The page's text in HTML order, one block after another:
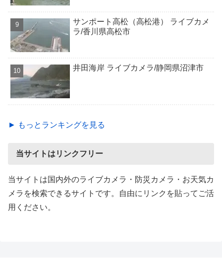
サンポート高松（高松港） ライブカメ
ラ/香川県高松市
井田海岸 ライブカメラ/静岡県沼津市
► もっとランキングを見る
当サイトはリンクフリー
当サイトは国内外のライブカメラ・防災カメラ・お天気カ
メラを検索できるサイトです。自由にリンクを貼ってご活
用ください。